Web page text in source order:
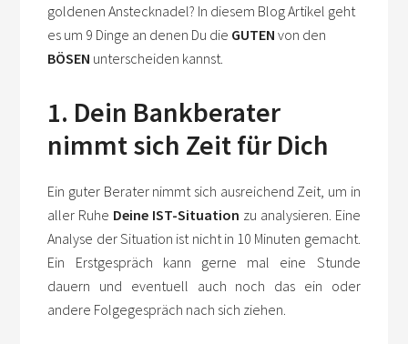
goldenen Anstecknadel? In diesem Blog Artikel geht
es um 9 Dinge an denen Du die GUTEN von den
BÖSEN unterscheiden kannst.
1. Dein Bankberater
nimmt sich Zeit für Dich
Ein guter Berater nimmt sich ausreichend Zeit, um in
aller Ruhe Deine IST-Situation zu analysieren. Eine
Analyse der Situation ist nicht in 10 Minuten gemacht.
Ein Erstgespräch kann gerne mal eine Stunde
dauern und eventuell auch noch das ein oder
andere Folgegespräch nach sich ziehen.